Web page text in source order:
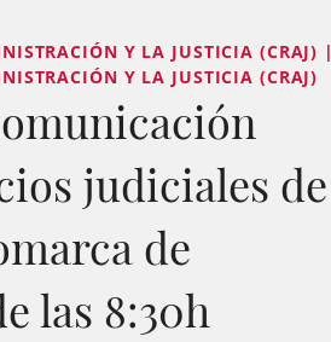
Y LA JUSTICIA (CRAJ) |
Y LA JUSTICIA (CRAJ)
judiciales de
de
las 8:30h